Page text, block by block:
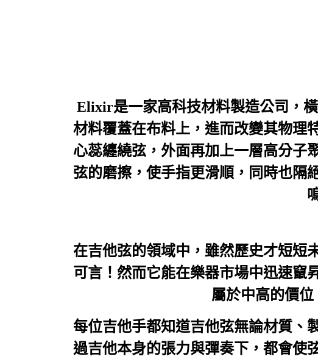
Elixir是一家高科技材料製造公司，
材料覆蓋在布料上，進而改變其物理
心蕊纏繞弦，外面再加上一層高分子
弦的磨擦，使手指更滑順，同時也隔
在吉他弦的領域中，雖然歷史才短短
可言！然而它能在樂器市場中迅速竄
屬於中高的價
每位吉他手都知道吉他弦無論材質、
過吉他本身的張力與彈奏下，都會使